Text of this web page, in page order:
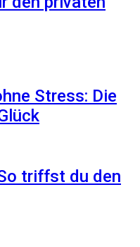
Stress: Die
triffst du den